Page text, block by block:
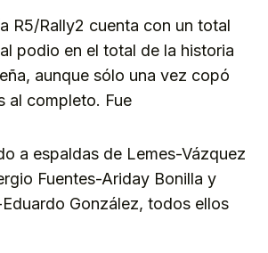
R5/Rally2 cuenta con un total
podio en el total de la historia
aunque sólo una vez copó
al completo. Fue
a espaldas de Lemes-Vázquez
Fuentes-Ariday Bonilla y
González, todos ellos